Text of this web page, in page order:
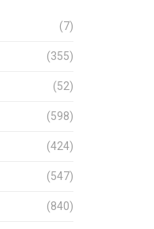
(7)
(355)
(52)
(598)
(424)
(547)
(840)